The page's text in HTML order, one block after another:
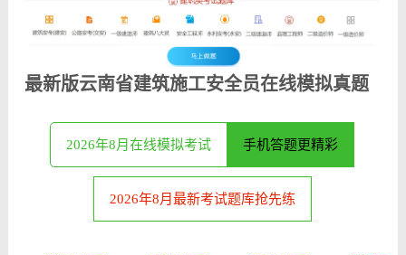
最新版云南省建筑施工安全员在线模拟真题
2026年8月在线模拟考试 手机答题更精彩
2026年8月最新考试题库抢先练